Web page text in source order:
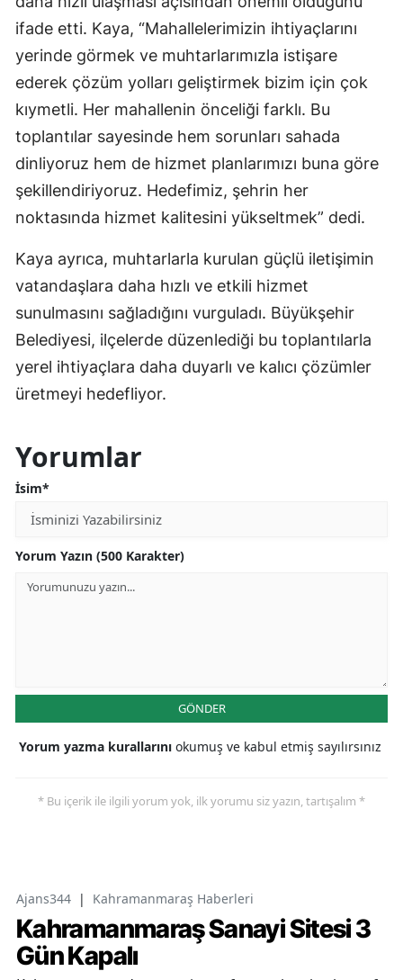
ifade etti. Kaya, “Mahallelerimizin ihtiyaçlarını
yerinde görmek ve muhtarlarımızla istişare
ederek çözüm yolları geliştirmek bizim için çok
kıymetli. Her mahallenin önceliği farklı. Bu
toplantılar sayesinde hem sorunları sahada
dinliyoruz hem de hizmet planlarımızı buna göre
şekillendiriyoruz. Hedefimiz, şehrin her
noktasında hizmet kalitesini yükseltmek” dedi.
Kaya ayrıca, muhtarlarla kurulan güçlü iletişimin
vatandaşlara daha hızlı ve etkili hizmet
sunulmasını sağladığını vurguladı. Büyükşehir
Belediyesi, ilçelerde düzenlediği bu toplantılarla
yerel ihtiyaçlara daha duyarlı ve kalıcı çözümler
üretmeyi hedefliyor.
Yorumlar
İsim*
Yorum Yazın (500 Karakter)
GÖNDER
Yorum yazma kurallarını okumuş ve kabul etmiş sayılırsınız
* Bu içerik ile ilgili yorum yok, ilk yorumu siz yazın, tartışalım *
Ajans344 | Kahramanmaraş Haberleri
Kahramanmaraş Sanayi Sitesi 3
Gün Kapalı